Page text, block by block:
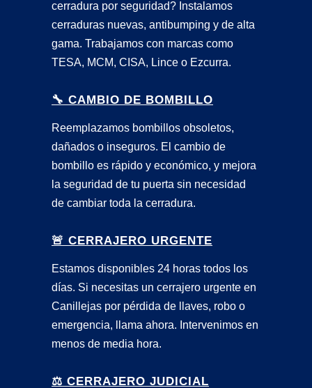
cerradura por seguridad? Instalamos
cerraduras nuevas, antibumping y de alta
gama. Trabajamos con marcas como
TESA, MCM, CISA, Lince o Ezcurra.
🔧 CAMBIO DE BOMBILLO
Reemplazamos bombillos obsoletos,
dañados o inseguros. El cambio de
bombillo es rápido y económico, y mejora
la seguridad de tu puerta sin necesidad
de cambiar toda la cerradura.
🚨 CERRAJERO URGENTE
Estamos disponibles 24 horas todos los
días. Si necesitas un cerrajero urgente en
Canillejas por pérdida de llaves, robo o
emergencia, llama ahora. Intervenimos en
menos de media hora.
⚖️ CERRAJERO JUDICIAL